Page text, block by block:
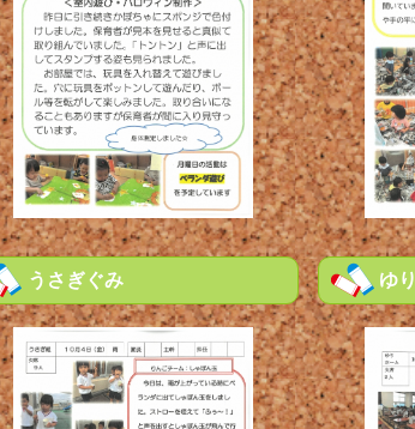
うさぎぐみ ゆ